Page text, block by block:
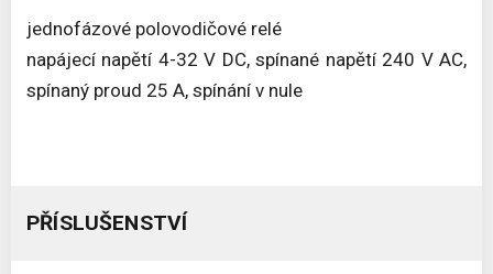
jednofázové polovodičové relé
napájecí napětí 4-32 V DC, spínané napětí 240 V AC,
spínaný proud 25 A, spínání v nule
PŘÍSLUŠENSTVÍ